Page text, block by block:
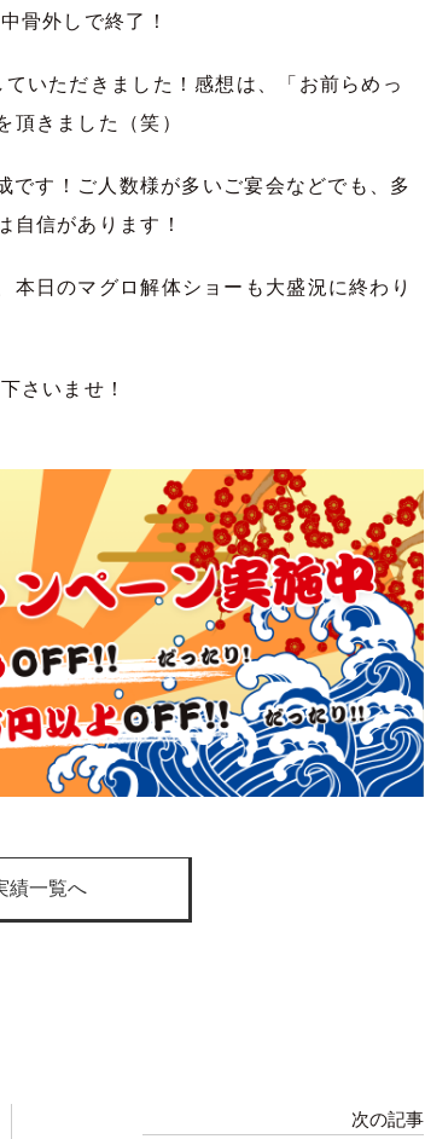
骨外しで終了！
いただきました！感想は、「お前らめっ
頂きました（笑）
す！ご人数様が多いご宴会などでも、多
自信があります！
本日のマグロ解体ショーも大盛況に終わり
さいませ！
績一覧へ
次の記事